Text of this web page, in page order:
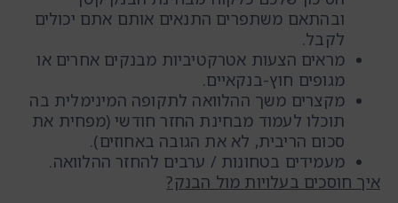
ובהתאם משתפרים התנאים אותם אתם יכולים
לקבל.
מראים הצעות אטרקטיביות מבנקים אחרים או
מגופים חוץ-בנקאיים.
מקצרים משך ההלוואה לתקופה המינימלית בה
תוכלו לעמוד מבחינת החזר חודשי (מפחית את
סכום הריבית, לא את הגובה באחוזים).
מעמידים בטחונות / ערבים להחזר ההלוואה.
איך חוסכים בעלויות מול הבנק?